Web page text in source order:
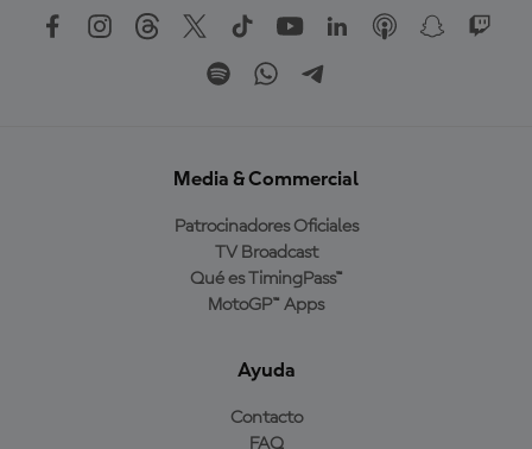
Media & Commercial
Patrocinadores Oficiales
TV Broadcast
Qué es TimingPass™
MotoGP™ Apps
Ayuda
Contacto
FAQ